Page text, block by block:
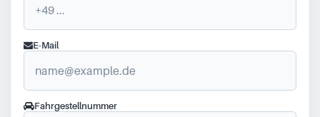
E-Mail
Fahrgestellnummer